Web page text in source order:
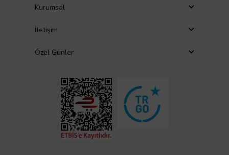
Kurumsal
İletişim
Özel Günler